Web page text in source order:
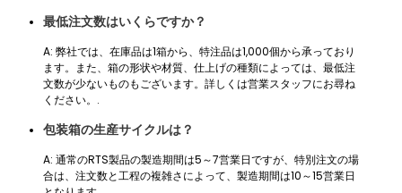
最低注文数はいくらですか？
A: 弊社では、在庫品は1箱から、特注品は1,000個から承っており
ます。また、箱の形状や材質、仕上げの種類によっては、最低注
文数が少ないものもございます。詳しくは営業スタッフにお尋ね
ください。.
包装箱の生産サイクルは？
A: 通常のRTS製品の製造期間は5～7営業日ですが、特別注文の場
合は、注文数と工程の複雑さによって、製造期間は10～15営業日